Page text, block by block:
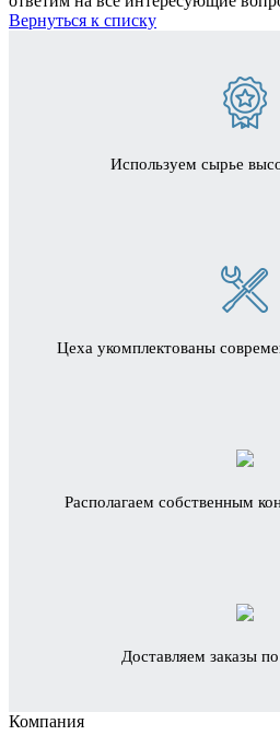
Вернуться к списку
Используем сырье
Цеха укомплектованы
Располагаем собственным
Доставляем заказы
Компания